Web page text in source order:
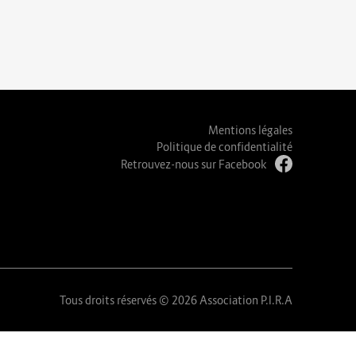
Mentions légales
Politique de confidentialité
Retrouvez-nous sur Facebook
Tous droits réservés © 2026 Association P.I.R.A